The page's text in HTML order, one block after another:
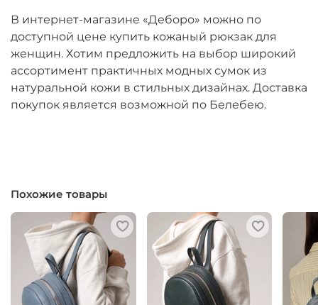
В интернет-магазине «Деборо» можно по
доступной цене купить кожаный рюкзак для
женщин. Хотим предложить на выбор широкий
ассортимент практичных модных сумок из
натуральной кожи в стильных дизайнах. Доставка
покупок является возможной по Белебею.
Похожие товары